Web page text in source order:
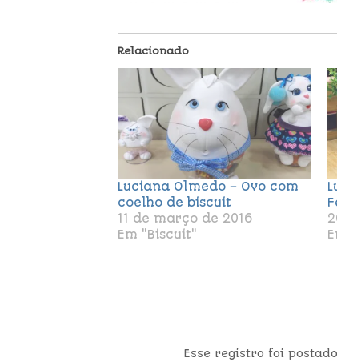
Relacionado
Luciana Olmedo – Ovo com
coelho de biscuit
11 de março de 2016
Em "Biscuit"
Esse registro foi